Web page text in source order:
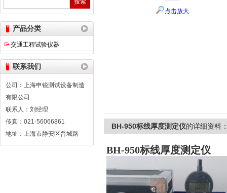
上海申锐测试设备制造有限公司
产品分类
交通工程试验仪器
联系我们
公司：上海申锐测试设备制造
有限公司
联系人：刘经理
传真：021-56066861
地址：上海市静安区晋城路
点击放大
BH-950标线厚度测定仪的详细资料
BH-950标线厚度测定仪